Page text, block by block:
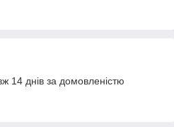
14 днів за домовленістю